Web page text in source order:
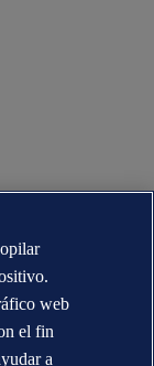
web
el fin
a